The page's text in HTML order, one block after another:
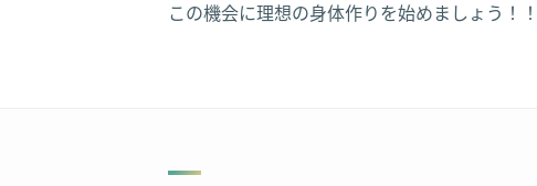
この機会に理想の身体作りを始めましょう！！